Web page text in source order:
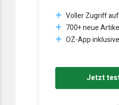
Voller Zugriff
700+ neue
OZ-App inklusive
Jetzt